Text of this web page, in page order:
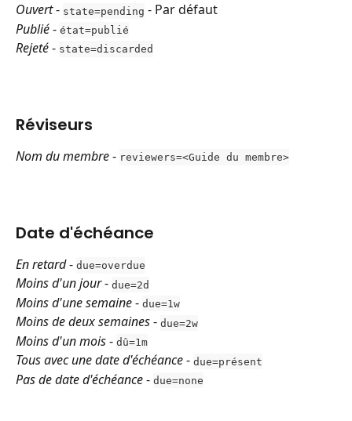
Ouvert - state=pending - Par défaut
Publié - état=publié
Rejeté - state=discarded
Réviseurs
Nom du membre - reviewers=<Guide du membre>
Date d'échéance
En retard - due=overdue
Moins d'un jour - due=2d
Moins d'une semaine - due=1w
Moins de deux semaines - due=2w
Moins d'un mois - dû=1m
Tous avec une date d'échéance - due=présent
Pas de date d'échéance - due=none